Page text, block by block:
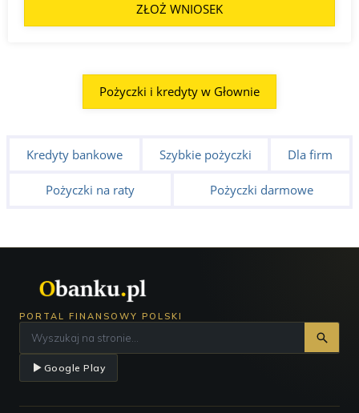
ZŁOŻ WNIOSEK
Pożyczki i kredyty w Głownie
Kredyty bankowe Szybkie pożyczki Dla firm
Pożyczki na raty Pożyczki darmowe
PORTAL FINANSOWY POLSKI
Google Play